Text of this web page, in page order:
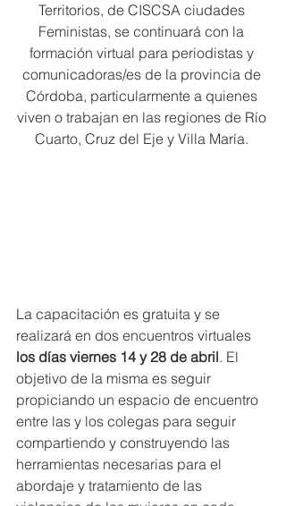
Territorios, de CISCSA ciudades
Feministas, se continuará con la
formación virtual para periodistas y
comunicadoras/es de la provincia de
Córdoba, particularmente a quienes
viven o trabajan en las regiones de Río
Cuarto, Cruz del Eje y Villa María.
La capacitación es gratuita y se
realizará en dos encuentros virtuales
los días viernes 14 y 28 de abril. El
objetivo de la misma es seguir
propiciando un espacio de encuentro
entre las y los colegas para seguir
compartiendo y construyendo las
herramientas necesarias para el
abordaje y tratamiento de las